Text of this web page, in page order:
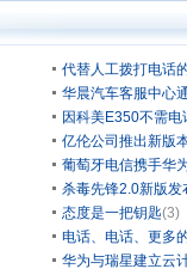
代替人工拨打电话
华晨汽车客服中心
因科美E350不需
亿伦公司推出新版
葡萄牙电信携手华
杀毒先锋2.0新版发
态度是一把钥匙(3)
电话、电话、更多
华为与瑞星建立云